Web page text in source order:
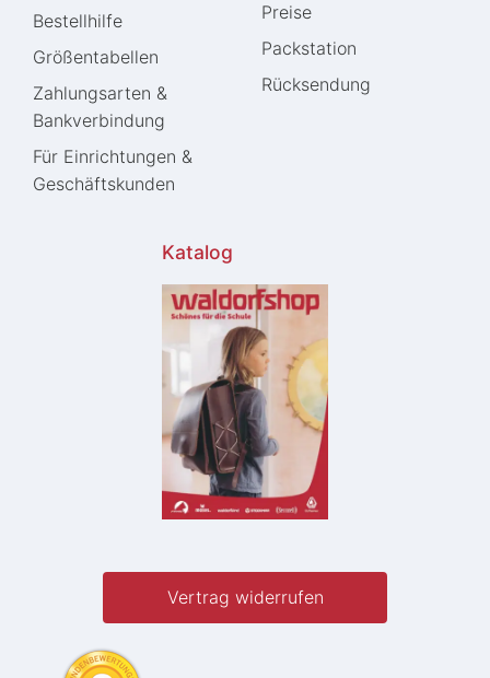
Bestellhilfe
Größentabellen
Zahlungsarten &
Bankverbindung
Für Einrichtungen &
Geschäftskunden
Preise
Packstation
Rücksendung
Katalog
Vertrag widerrufen